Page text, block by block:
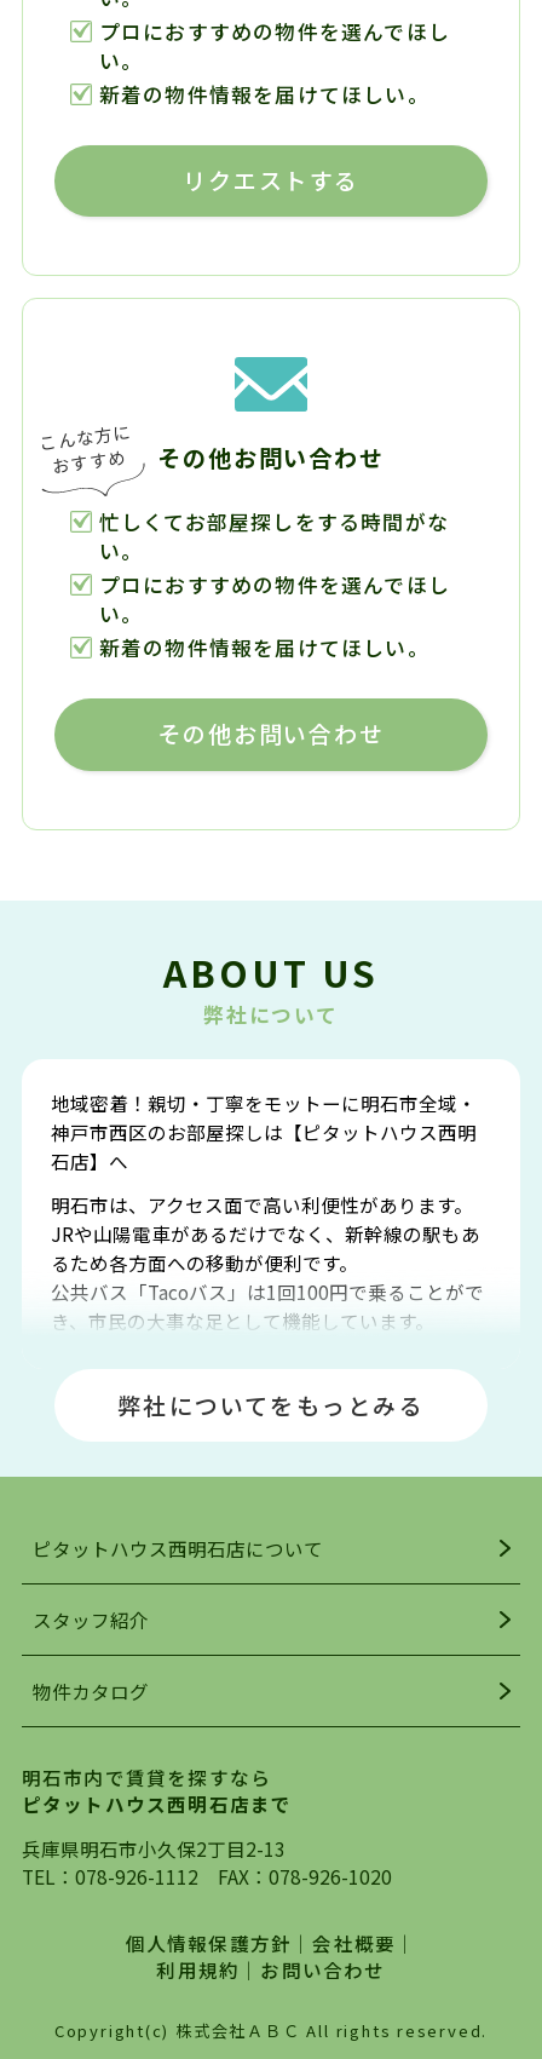
プロにおすすめの物件を選んでほし
い。
新着の物件情報を届けてほしい。
リクエストする
その他お問い合わせ
忙しくてお部屋探しをする時間がな
い。
プロにおすすめの物件を選んでほし
い。
新着の物件情報を届けてほしい。
その他お問い合わせ
ABOUT US
弊社について
地域密着！親切・丁寧をモットーに明石市全域・
神戸市西区のお部屋探しは【ピタットハウス西明
石店】へ
明石市は、アクセス面で高い利便性があります。
JRや山陽電車があるだけでなく、新幹線の駅もあ
るため各方面への移動が便利です。
公共バス「Tacoバス」は1回100円で乗ることがで
き、市民の大事な足として機能しています。
場や釣りスポットが多くあります。JR「大久保
駅」周辺には、ビブレ・イオンをはじめとした買
い物施設も多くあり、買い物にも困りません。
明石駅・西明石駅を中心に、明石市・神戸市西区
でお部屋探している方は、ぜひ当ＨＰにて物件を
お探しになってください。弊社は、スタッフの平
を行っており地域最大級の情報取扱量を誇ってお
ります。店頭で限られた物件をご紹介する、従来
自身でインターネットを利用し、理想のお部屋を
探していただき、選択していただいた物件情報に
対して、専門知識を持ったスタッフがサポートさ
せていただくスタイルを心がけております。私た
は、一度だけでは終わらない、お客様との末長い
お付き合いです。初めての一人暮らしから、就
職・ご結婚・売買物件の購入、などなど一生涯に
わたる、良きアドバイザーとして、地域に密着し
た営業スタイルで様々なお役立ちができればと強
弊社についてをもっとみる
ピタットハウス西明石店について
スタッフ紹介
物件カタログ
明石市内で賃貸を探すなら
ピタットハウス西明石店まで
兵庫県明石市小久保2丁目2-13
TEL： 078-926-1112 FAX：078-926-1020
個人情報保護方針 ｜会社概要 ｜
利用規約 ｜ お問い合わせ
Copyright(c) 株式会社ＡＢＣ All rights reserved.